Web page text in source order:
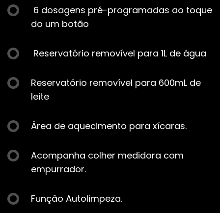
6 dosagens pré-programadas ao toque
do um botão
Reservatório removível para 1L de água
Reservatório removível para 600mL de
leite
Área de aquecimento para xícaras.
Acompanha colher medidora com
empurrador.
Função Autolimpeza.